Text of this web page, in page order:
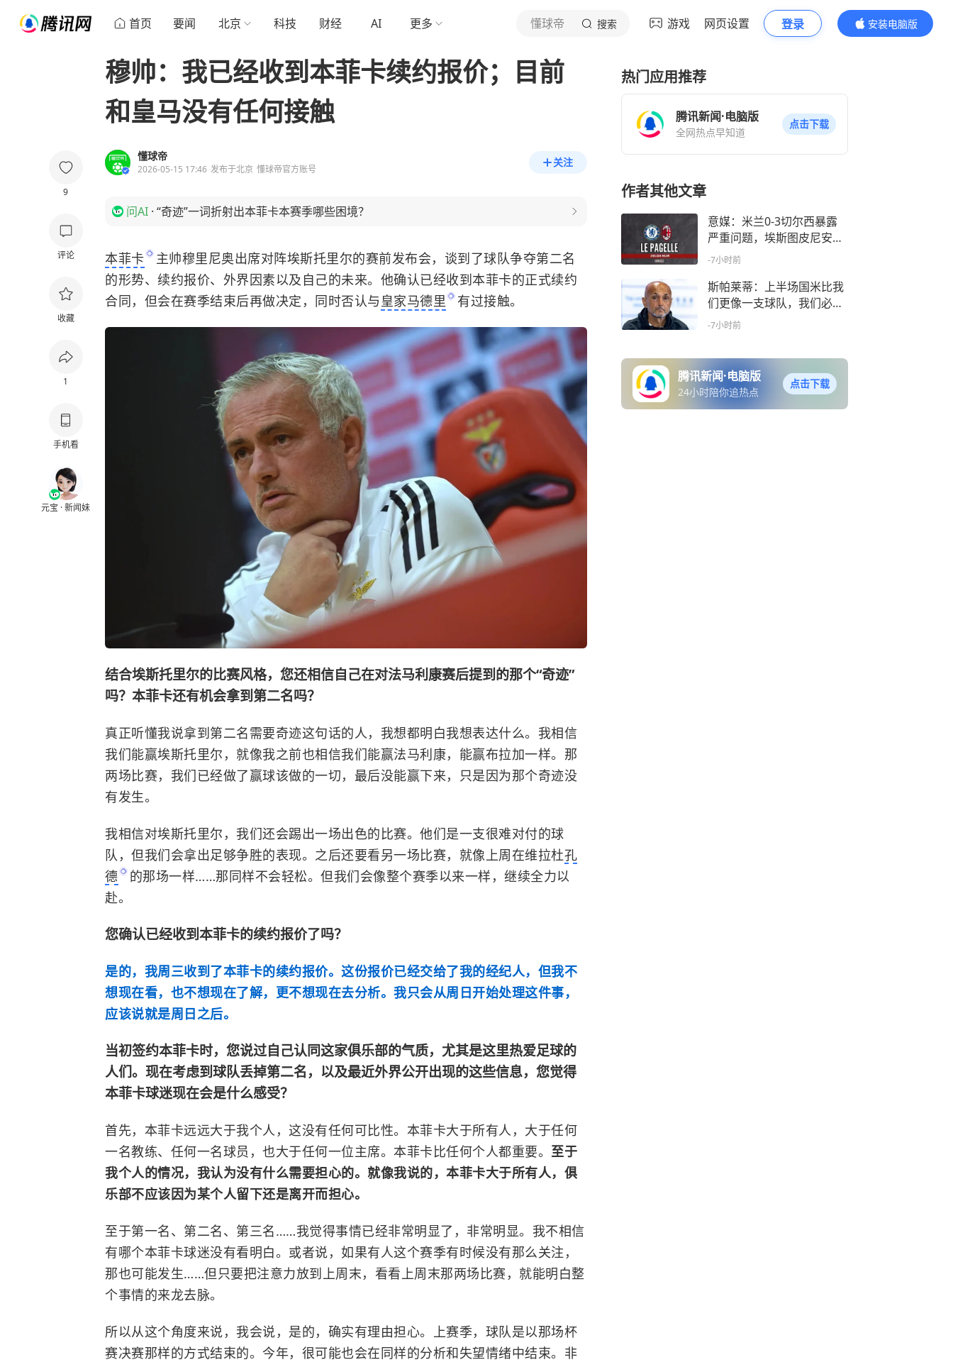
首页 要闻 北京 科技 财经 AI 更多 懂球帝 搜索 游戏 网页设置 登录
安装电脑版
内容更精彩
9
评论
收藏
1
手机看
元宝 · 新闻妹
穆帅：我已经收到本菲卡续约报价；目前
和皇马没有任何接触
懂球帝
2026-05-15 17:46 发布于北京 懂球帝官方账号
关注
问AI · “奇迹”一词折射出本菲卡本赛季哪些困境？
本菲卡
主帅穆里尼奥出席对阵埃斯托里尔的赛前发布会，谈到了球队争夺第二名
的形势、续约报价、外界因素以及自己的未来。他确认已经收到本菲卡的正式续约
合同，但会在赛季结束后再做决定，同时否认与 皇家马德里 有过接触。
结合埃斯托里尔的比赛风格，您还相信自己在对法马利康赛后提到的那个“奇迹”
吗？本菲卡还有机会拿到第二名吗？
真正听懂我说拿到第二名需要奇迹这句话的人，我想都明白我想表达什么。 我相信
我们能赢埃斯托里尔，就像我之前也相信我们能赢法马利康，能赢布拉加一样。那
两场比赛，我们已经做了赢球该做的一切，最后没能赢下来，只是因为那个奇迹没
有发生。
我相信对埃斯托里尔，我们还会踢出一场出色的比赛。他们是一支很难对付的球
队，但我们会拿出足够争胜的表现。之后还要看另一场比赛，就像上周在维拉杜孔
德
的那场一样……那同样不会轻松。但我们会像整个赛季以来一样，继续全力以
赴。
您确认已经收到本菲卡的续约报价了吗？
是的，我周三收到了本菲卡的续约报价。这份报价已经交给了我的经纪人，但我不
想现在看，也不想现在了解，更不想现在去分析。我只会从周日开始处理这件事，
应该说就是周日之后。
当初签约本菲卡时，您说过自己认同这家俱乐部的气质，尤其是这里热爱足球的
人们。现在考虑到球队丢掉第二名，以及最近外界公开出现的这些信息，您觉得
本菲卡球迷现在会是什么感受？
首先， 本菲卡远远大于我个人，这没有任何可比性。本菲卡大于所有人，大于任何
一名教练、任何一名球员，也大于任何一位主席。本菲卡比任何个人都重要。 至于
我个人的情况，我认为没有什么需要担心的。就像我说的，本菲卡大于所有人，俱
乐部不应该因为某个人留下还是离开而担心。
至于第一名、第二名、第三名……我觉得事情已经非常明显了，非常明显。我不相信
有哪个本菲卡球迷没有看明白。或者说，如果有人这个赛季有时候没有那么关注，
那也可能发生……但只要把注意力放到上周末，看看上周末那两场比赛，就能明白整
个事情的来龙去脉。
所以从这个角度来说，我会说，是的，确实有理由担心。上赛季，球队是以那场杯
赛决赛那样的方式结束的。今年，很可能也会在同样的分析和失望情绪中结束。非
热门应用推荐
腾讯新闻·电脑版
全网热点早知道
点击下载
作者其他文章
意媒：米兰0-3切尔西暴露
严重问题，埃斯图皮尼安成
清洗首选
-7小时前
斯帕莱蒂：上半场国米比我
们更像一支球队，我们必须
继续进步
-7小时前
腾讯新闻·电脑版
24小时陪你追热点
点击下载